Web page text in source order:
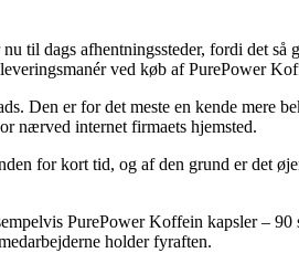
til dags afhentningssteder, fordi det
ved køb af PurePower
Den er for det meste en kende mere
nærved internet firmaets hjemsted.
for kort tid, og af den grund er det
PurePower Koffein kapsler –
holder fyraften.